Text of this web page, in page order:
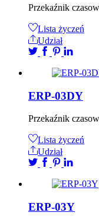
Przekaźnik
Lista życzeń
Udział
ERP-03DY
Przekaźnik
Lista życzeń
Udział
ERP-03Y